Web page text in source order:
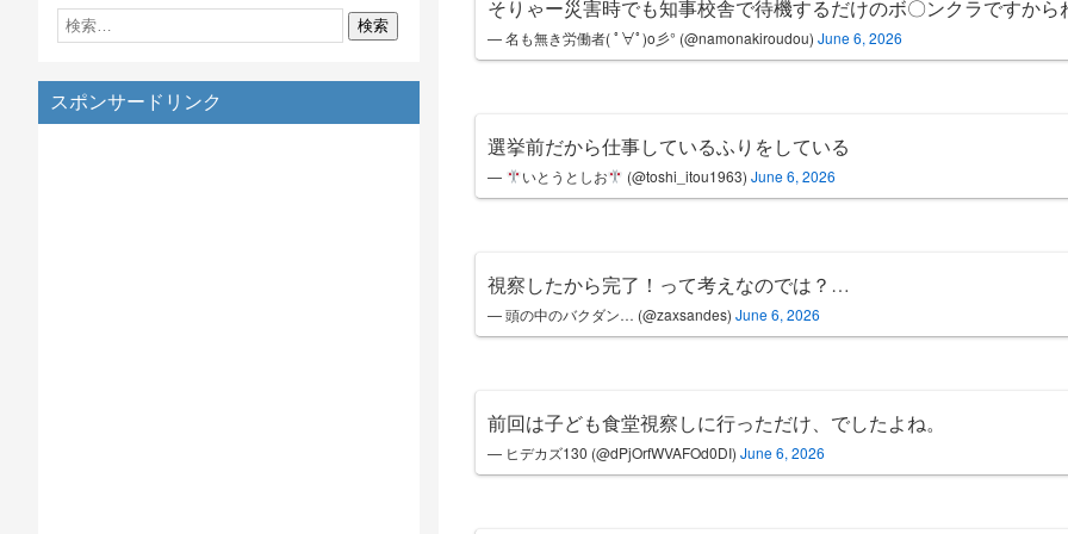
スポンサードリンク
そりゃー災害時でも知事校舎で待機するだけのボ〇ンクラですから
— 名も無き労働者( ﾟ∀ﾟ)o彡° (@namonakiroudou) June 6, 2026
選挙前だから仕事しているふりをしている
— いとうとしお (@toshi_itou1963)June 6, 2026
視察したから完了！って考えなのでは？…
— 頭の中のバクダン… (@zaxsandes) June 6, 2026
前回は子ども食堂視察しに行っただけ、でしたよね。
— ヒデカズ130 (@dPjOrfWVAFOd0DI) June 6, 2026